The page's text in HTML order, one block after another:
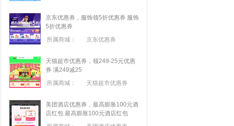
京东优惠券，服饰领5折优惠券 服饰
5折优惠券
所属商城：
京东优惠券
天猫超市优惠券，领249-25元优惠
券 满249减25
所属商城：
天猫超市优惠券
美团酒店优惠券，最高膨胀100元酒
店红包 最高膨胀100元酒店红包